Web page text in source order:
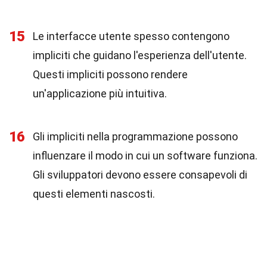
15
Le interfacce utente spesso contengono
impliciti che guidano l'esperienza dell'utente.
Questi impliciti possono rendere
un'applicazione più intuitiva.
16
Gli impliciti nella programmazione possono
influenzare il modo in cui un software funziona.
Gli sviluppatori devono essere consapevoli di
questi elementi nascosti.